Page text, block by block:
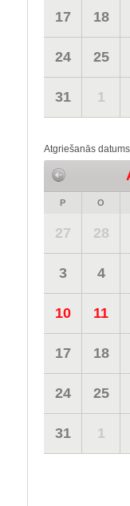
17 18
24 25
31 1
Atgriešanās
P O
27 28
3 4
10 11
17 18
24 25
31 1